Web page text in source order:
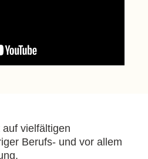
vielfältigen
Berufs- und vor allem